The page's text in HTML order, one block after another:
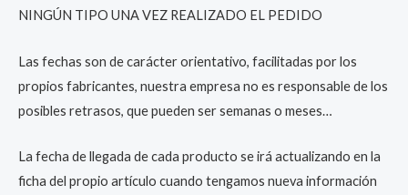
NINGÚN TIPO UNA VEZ REALIZADO EL PEDIDO
Las fechas son de carácter orientativo, facilitadas por los
propios fabricantes, nuestra empresa no es responsable de los
posibles retrasos, que pueden ser semanas o meses…
La fecha de llegada de cada producto se irá actualizando en la
ficha del propio artículo cuando tengamos nueva información